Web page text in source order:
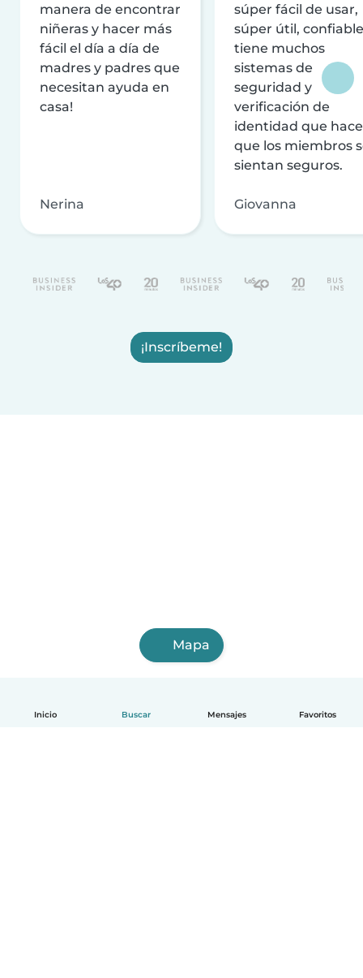
Inicio Buscar Mensajes Favoritos
manera de encontrar
niñeras y hacer más
fácil el día a día de
madres y padres que
necesitan ayuda en
casa!
Nerina
súper fácil de usar,
súper útil,
tiene muchos
sistemas de
seguridad y
verificación de
identidad que
que los miembros
sientan seguros.
Giovanna
¡Inscríbeme!
Mapa